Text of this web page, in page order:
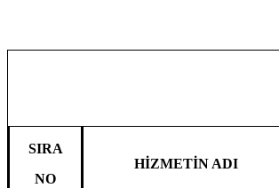
SIRA
NO
HİZMETİN ADI